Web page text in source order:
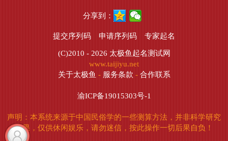
分享到：
提交序列码 申请序列码 专家起名
(C)2010 - 2026 太极鱼起名测试网
www.taijiyu.net
关于太极鱼 - 服务条款 - 合作联系
渝ICP备19015303号-1
声明：本系统来源于中国民俗学的一些测算方法，并非科学研究
成果，仅供休闲娱乐，请勿迷信，按此操作一切后果自负！